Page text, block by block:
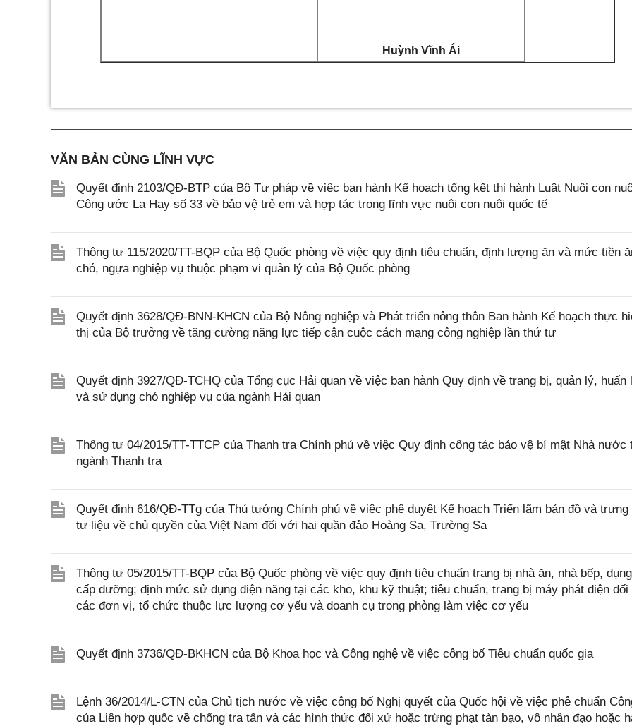
Huỳnh Vĩnh Ái
VĂN BẢN CÙNG LĨNH VỰC
Quyết định 2103/QĐ-BTP của Bộ Tư pháp về việc ban hành Kế hoạch tổng kết thi hành Luật Nuôi con
Công ước La Hay số 33 về bảo vệ trẻ em và hợp tác trong lĩnh vực nuôi con nuôi quốc tế
Thông tư 115/2020/TT-BQP của Bộ Quốc phòng về việc quy định tiêu chuẩn, định lượng ăn và mức tiền
chó, ngựa nghiệp vụ thuộc phạm vi quản lý của Bộ Quốc phòng
Quyết định 3628/QĐ-BNN-KHCN của Bộ Nông nghiệp và Phát triển nông thôn Ban hành Kế hoạch thực
thị của Bộ trưởng về tăng cường năng lực tiếp cận cuộc cách mạng công nghiệp lần thứ tư
Quyết định 3927/QĐ-TCHQ của Tổng cục Hải quan về việc ban hành Quy định về trang bị, quản lý, huấn
và sử dụng chó nghiệp vụ của ngành Hải quan
Thông tư 04/2015/TT-TTCP của Thanh tra Chính phủ về việc Quy định công tác bảo vệ bí mật Nhà nước
ngành Thanh tra
Quyết định 616/QĐ-TTg của Thủ tướng Chính phủ về việc phê duyệt Kế hoạch Triển lãm bản đồ và trưng
tư liệu về chủ quyền của Việt Nam đối với hai quần đảo Hoàng Sa, Trường Sa
Thông tư 05/2015/TT-BQP của Bộ Quốc phòng về việc quy định tiêu chuẩn trang bị nhà ăn, nhà bếp,
cấp dưỡng; định mức sử dụng điện năng tại các kho, khu kỹ thuật; tiêu chuẩn, trang bị máy phát điện
các đơn vị, tổ chức thuộc lực lượng cơ yếu và doanh cụ trong phòng làm việc cơ yếu
Quyết định 3736/QĐ-BKHCN của Bộ Khoa học và Công nghệ về việc công bố Tiêu chuẩn quốc gia
Lệnh 36/2014/L-CTN của Chủ tịch nước về việc công bố Nghị quyết của Quốc hội về việc phê chuẩn
của Liên hợp quốc về chống tra tấn và các hình thức đối xử hoặc trừng phạt tàn bạo, vô nhân đạo hoặc